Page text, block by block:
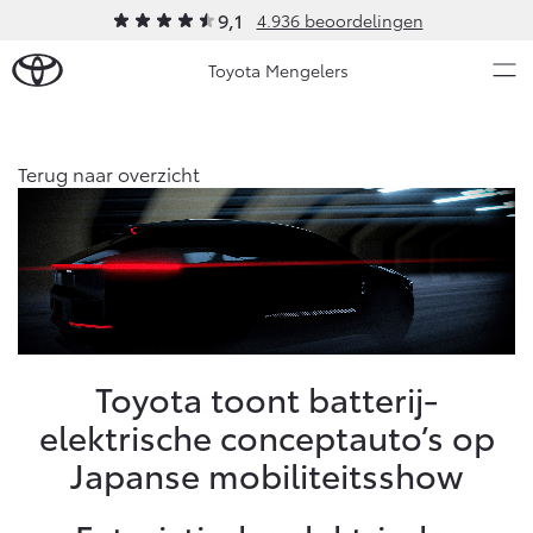
9,1 4.936 beoordelingen
Toyota Mengelers
Ons bedrijf
Ons bedrijf
Contact en Route
Vacatures
Klantbeoordelingen
Modellen
Aygo X
HYBRIDE
Vanaf € 23.750,- Vanaf € 27.195,-
Occasions
Nieuws & Acties
Onderhoud
Terug naar overzicht
Toyota toont batterij-
elektrische conceptauto’s op
Japanse mobiliteitsshow